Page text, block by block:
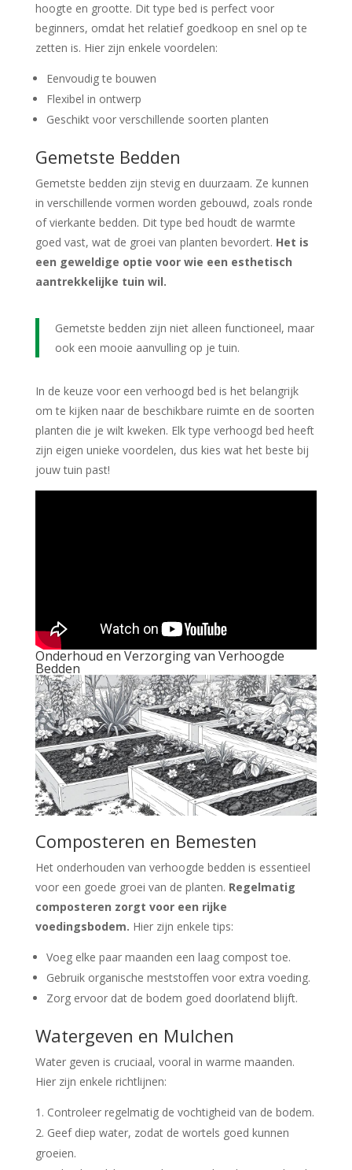
hoogte en grootte. Dit type bed is perfect voor
beginners, omdat het relatief goedkoop en snel op te
zetten is. Hier zijn enkele voordelen:
Eenvoudig te bouwen
Flexibel in ontwerp
Geschikt voor verschillende soorten planten
Gemetste Bedden
Gemetste bedden zijn stevig en duurzaam. Ze kunnen
in verschillende vormen worden gebouwd, zoals ronde
of vierkante bedden. Dit type bed houdt de warmte
goed vast, wat de groei van planten bevordert. Het is
een geweldige optie voor wie een esthetisch
aantrekkelijke tuin wil.
Gemetste bedden zijn niet alleen functioneel, maar
ook een mooie aanvulling op je tuin.
In de keuze voor een verhoogd bed is het belangrijk
om te kijken naar de beschikbare ruimte en de soorten
planten die je wilt kweken. Elk type verhoogd bed heeft
zijn eigen unieke voordelen, dus kies wat het beste bij
jouw tuin past!
Onderhoud en Verzorging van Verhoogde
Bedden
Composteren en Bemesten
Het onderhouden van verhoogde bedden is essentieel
voor een goede groei van de planten. Regelmatig
composteren zorgt voor een rijke
voedingsbodem. Hier zijn enkele tips:
Voeg elke paar maanden een laag compost toe.
Gebruik organische meststoffen voor extra voeding.
Zorg ervoor dat de bodem goed doorlatend blijft.
Watergeven en Mulchen
Water geven is cruciaal, vooral in warme maanden.
Hier zijn enkele richtlijnen:
Controleer regelmatig de vochtigheid van de bodem.
Geef diep water, zodat de wortels goed kunnen
groeien.